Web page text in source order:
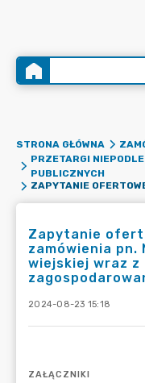
STRONA GŁÓWNA
PRZETARGI
PUBLICZNYCH
Zapytanie
zamówienia pn.
wiejskiej wraz z
2024-08-23 15:18
ZAŁĄCZNIKI